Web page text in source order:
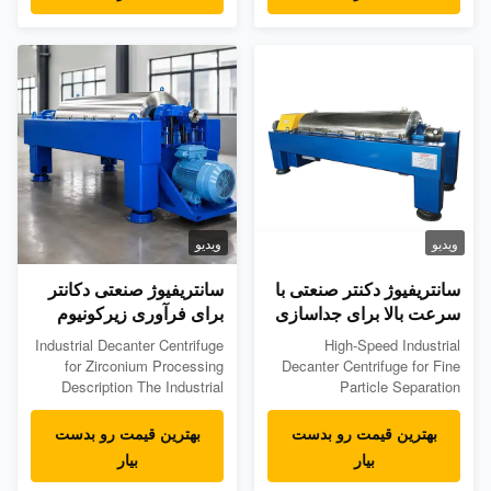
inorganic slurry projects where
the main target is to recover
clarified water from slurry and
reduce ...
ویدیو
سانتریفیوژ دکنتر صنعتی با
سرعت بالا برای جداسازی
ذرات ظریف
High-Speed Industrial
Decanter Centrifuge for Fine
Particle Separation
Description High-Speed
Industrial Decanter Centrifuge
is designed for continuous
solid-liquid separation where
بهترین قیمت رو بدست
بیار
ویدیو
سانتریفیوژ صنعتی دکانتر
برای فرآوری زیرکونیوم
Industrial Decanter Centrifuge
for Zirconium Processing
Description The Industrial
Decanter Centrifuge for
Zirconium Processing is
designed for solid-liquid
separation in zirconium
بهترین قیمت رو بدست
بیار